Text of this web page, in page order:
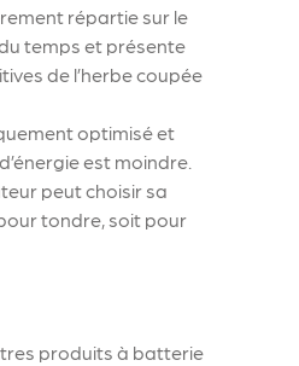
répartie sur le
temps et présente
de l’herbe coupée
optimisé et
est moindre.
peut choisir sa
tondre, soit pour
produits à batterie